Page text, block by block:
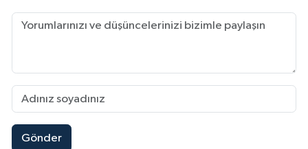
Gönder